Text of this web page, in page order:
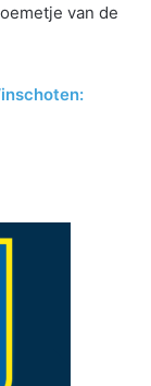
van de